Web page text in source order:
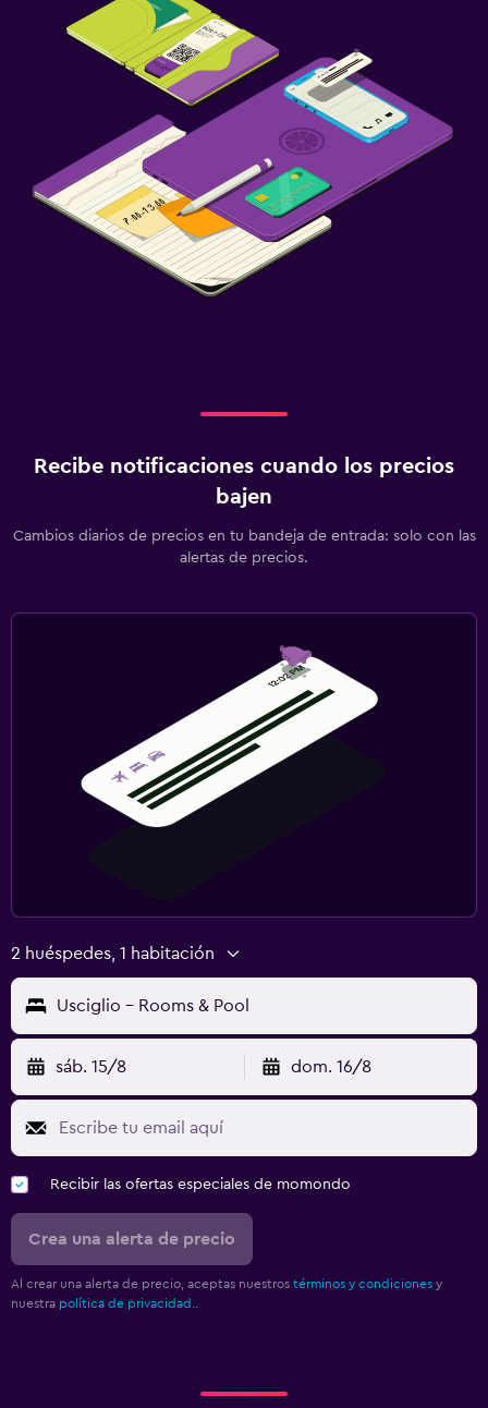
Salud y seguridad
Botiquín de primeros auxilios
Detector de monóxido de carbono
Ideal para familias
Cuna/cama nido disponibles
Barreras de seguridad para niños
Recibe notificaciones cuando los precios
bajen
Cambios diarios de precios en tu bandeja de entrada: solo con las
alertas de precios.
2 huéspedes, 1 habitación
Usciglio - Rooms & Pool
sáb. 15/8 dom. 16/8
Recibir las ofertas especiales de momondo
Crea una alerta de precio
Al crear una alerta de precio, aceptas nuestros términos y condiciones y
nuestra política de privacidad.